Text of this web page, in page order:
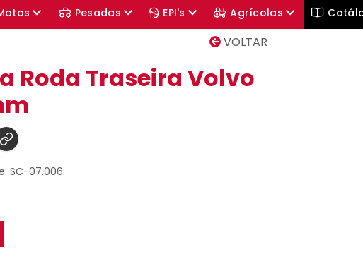
Pesadas EPI's Agrícolas
VOLTAR
Roda Traseira Volvo
SC-07.006